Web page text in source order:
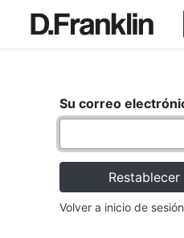
Su correo
Volver a inicio de sesión